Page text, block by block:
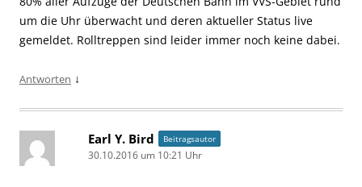
um die Uhr überwacht und deren aktueller Status live
gemeldet. Rolltreppen sind leider immer noch keine dabei.
Antworten ↓
Earl Y. Bird Beitragsautor
30.10.2016 um 10:21 Uhr